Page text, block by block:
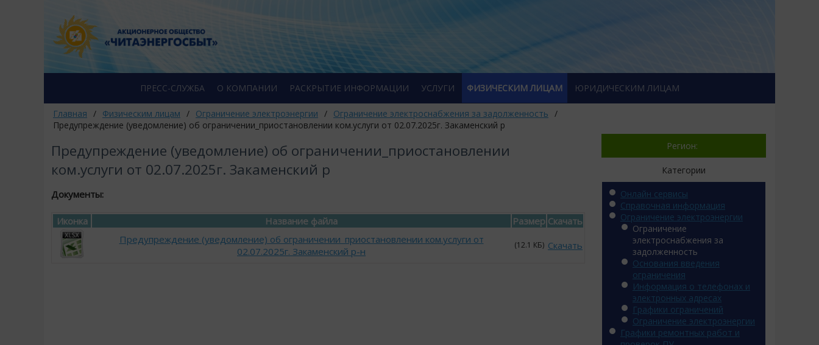
ПРЕСС-СЛУЖБА О КОМПАНИИ РАСКРЫТИЕ ИНФОРМАЦИИ УСЛУГИ ФИЗИЧЕСКИМ ЛИЦАМ ЮРИДИЧЕСКИМ ЛИЦАМ
Главная / Физическим лицам / Ограничение электроэнергии / Ограничение электроснабжения за задолженность /
Предупреждение (уведомление) об ограничении_приостановлении ком.услуги от 02.07.2025г. Закаменский р
Предупреждение (уведомление) об ограничении_приостановлении
ком.услуги от 02.07.2025г. Закаменский р
Документы:
Иконка Название файла Размер Скачать
Предупреждение (уведомление) об ограничении_приостановлении ком.услуги от
02.07.2025г. Закаменский р-н
(12.1 КБ) Скачать
Регион:
Категории
Онлайн сервисы
Справочная информация
Ограничение электроэнергии
Ограничение
электроснабжения за
задолженность
Основания введения
ограничения
Информация о телефонах и
электронных адресах
Графики ограничений
Ограничение электроэнергии
Графики ремонтных работ и